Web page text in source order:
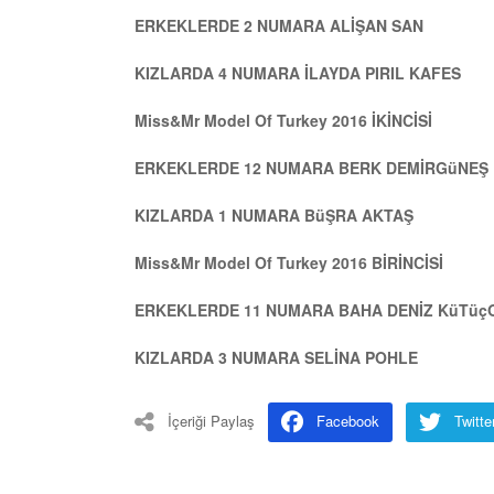
ERKEKLERDE 2 NUMARA ALİŞAN SAN
KIZLARDA 4 NUMARA İLAYDA PIRIL KAFES
Miss&Mr Model Of Turkey 2016 İKİNCİSİ
ERKEKLERDE 12 NUMARA BERK DEMİRGüNEŞ
KIZLARDA 1 NUMARA BüŞRA AKTAŞ
Miss&Mr Model Of Turkey 2016 BİRİNCİSİ
ERKEKLERDE 11 NUMARA BAHA DENİZ
KIZLARDA 3 NUMARA SELİNA POHLE
İçeriği Paylaş Facebook